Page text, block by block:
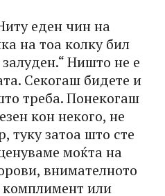
еден чин на
на тоа колку бил
Ништо не е
Секогаш бидете и
треба. Понекогаш
кон некого, не
туку затоа што сте
моќта на
внимателното
или